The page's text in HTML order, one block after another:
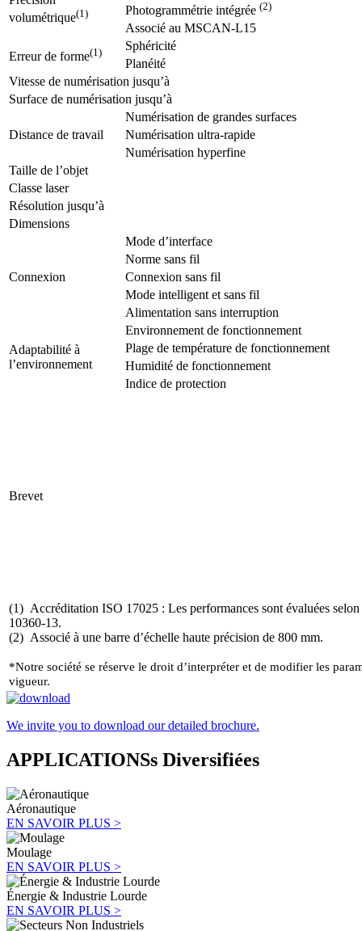
volumétrique(1) Photogrammétrie intégrée (2)
Associé au MSCAN-L15
Erreur de forme(1)
Sphéricité
Planéité
Vitesse de numérisation jusqu’à
Surface de numérisation jusqu’à
Distance de travail
Numérisation de grandes surfaces
Numérisation ultra-rapide
Numérisation hyperfine
Taille de l’objet
Classe laser
Résolution jusqu’à
Dimensions
Connexion
Mode d’interface
Norme sans fil
Connexion sans fil
Mode intelligent et sans fil
Alimentation sans interruption
Adaptabilité à
l’environnement
Environnement de fonctionnement
Plage de température de fonctionnement
Humidité de fonctionnement
Indice de protection
Brevet
(1) Accréditation ISO 17025 : Les performances sont évaluées
10360-13.
(2) Associé à une barre d’échelle haute précision de 800 mm.
*Notre société se réserve le droit d’interpréter et de modifier les
vigueur.
We invite you to download our detailed brochure.
APPLICATIONSs Diversifiées
Aéronautique
EN SAVOIR PLUS >
Moulage
EN SAVOIR PLUS >
Énergie & Industrie Lourde
EN SAVOIR PLUS >